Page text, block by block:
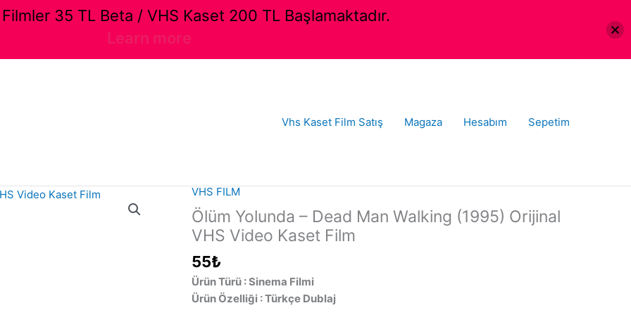
Vhs Kaset Film Satış Magaza Hesabım Sepetim
VHS FILM
Ölüm Yolunda – Dead Man Walking (1995) Orijinal
VHS Video Kaset Film
55₺
Ürün Türü : Sinema Filmi
Ürün Özelliği : Türkçe Dublaj
35 TL Beta / VHS Kaset 200 TL Başlamaktadır.
Learn more